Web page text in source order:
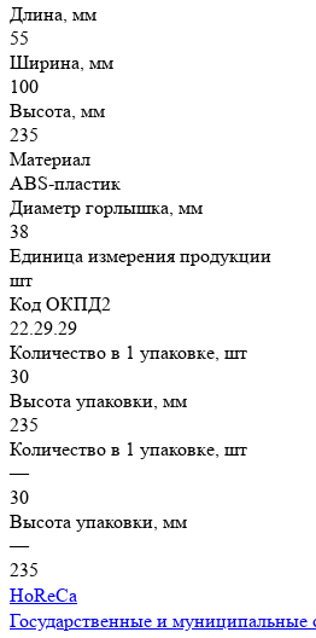
Длина, мм
55
Ширина, мм
100
Высота, мм
235
Материал
ABS-пластик
Диаметр горлышка, мм
38
Единица измерения продукции
шт
Код ОКПД2
22.29.29
Количество в 1 упаковке, шт
30
Высота упаковки, мм
235
Количество в 1 упаковке, шт
—
30
Высота упаковки, мм
—
235
HoReCa
Государственные и муниципальные